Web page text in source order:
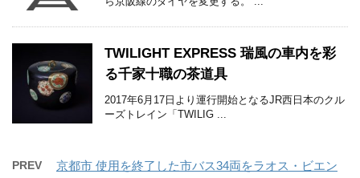
TWILIGHT EXPRESS 瑞風の車内を彩
る千家十職の茶道具
2017年6月17日より運行開始となるJR西日本のクル
ーズトレイン「TWILIG ...
PREV
京都市 使用を終了した市バス34両をラオス・ビエン